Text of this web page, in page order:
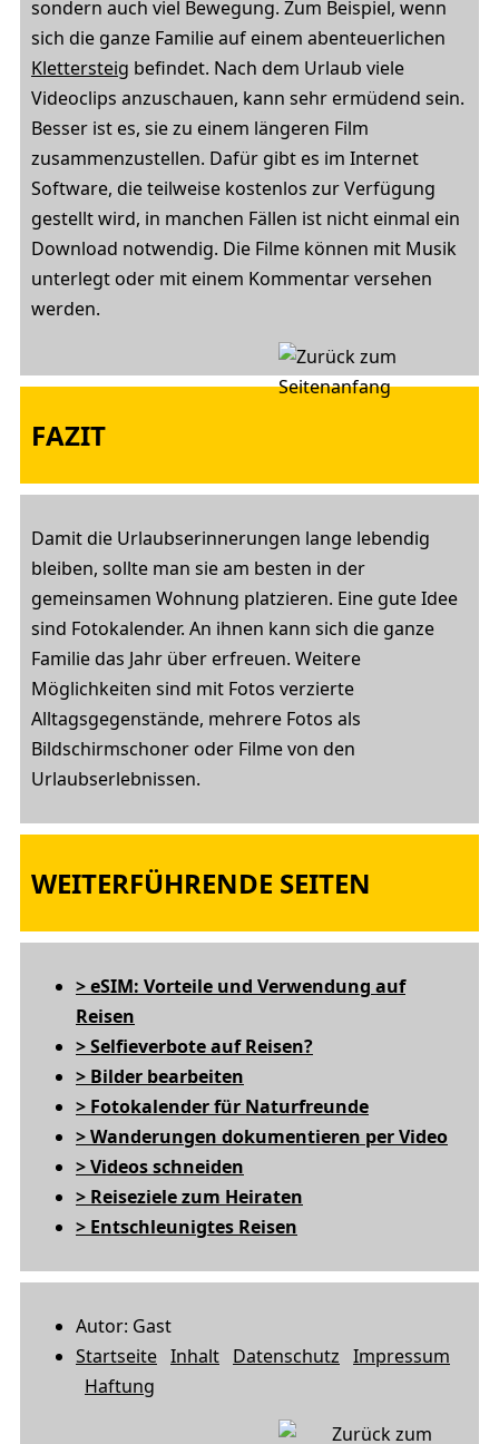
sondern auch viel Bewegung. Zum Beispiel, wenn
sich die ganze Familie auf einem abenteuerlichen
Klettersteig befindet. Nach dem Urlaub viele
Videoclips anzuschauen, kann sehr ermüdend sein.
Besser ist es, sie zu einem längeren Film
zusammenzustellen. Dafür gibt es im Internet
Software, die teilweise kostenlos zur Verfügung
gestellt wird, in manchen Fällen ist nicht einmal ein
Download notwendig. Die Filme können mit Musik
unterlegt oder mit einem Kommentar versehen
werden.
FAZIT
Damit die Urlaubserinnerungen lange lebendig
bleiben, sollte man sie am besten in der
gemeinsamen Wohnung platzieren. Eine gute Idee
sind Fotokalender. An ihnen kann sich die ganze
Familie das Jahr über erfreuen. Weitere
Möglichkeiten sind mit Fotos verzierte
Alltagsgegenstände, mehrere Fotos als
Bildschirmschoner oder Filme von den
Urlaubserlebnissen.
WEITERFÜHRENDE SEITEN
> eSIM: Vorteile und Verwendung auf
Reisen
> Selfieverbote auf Reisen?
> Bilder bearbeiten
> Fotokalender für Naturfreunde
> Wanderungen dokumentieren per Video
> Videos schneiden
> Reiseziele zum Heiraten
> Entschleunigtes Reisen
Autor: Gast
Startseite Inhalt Datenschutz Impressum
Haftung